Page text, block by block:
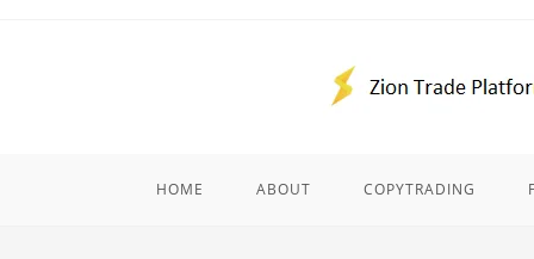
HOME ABOUT COPYTRADING